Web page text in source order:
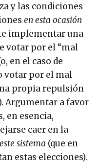
y las condiciones
en esta ocasión
implementar una
votar por el “mal
en el caso de
votar por el mal
propia repulsión
Argumentar a favor
en esencia,
caer en la
sistema (que en
estas elecciones).